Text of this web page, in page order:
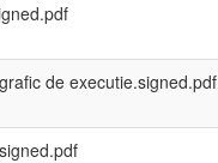
de executie.signed.pdf